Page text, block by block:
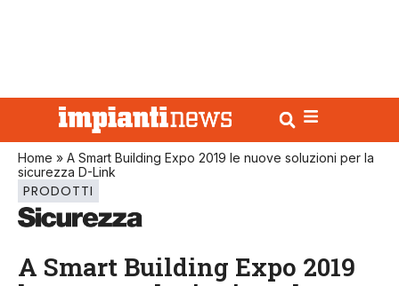
Home » A Smart Building Expo 2019 le nuove soluzioni per la
sicurezza D-Link
PRODOTTI
A Smart Building Expo 2019